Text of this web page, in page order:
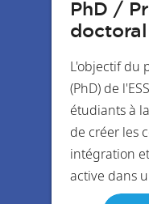
PhD /
doctoral
L'objectif du
(PhD) de
étudiants à
de créer les
intégration
active dans